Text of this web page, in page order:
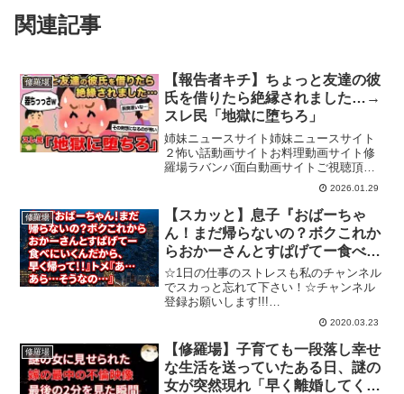
関連記事
修羅場
【報告者キチ】ちょっと友達の彼
氏を借りたら絶縁されました…→
スレ民「地獄に堕ちろ」
姉妹ニュースサイト姉妹ニュースサイト
２怖い話動画サイトお料理動画サイト修
羅場ラバンバ面白動画サイトご視聴頂き
ありがとうございます。■サブチャンネル
■■当チャンネルについて■台本と編集は
全てオリジナルとなり繰り返しのコンテ
ンツではありません。...
2026.01.29
修羅場
【スカッと】息子『おばーちゃ
ん！まだ帰らないの？ボクこれか
らおかーさんとすぱげてー食べに
いくんだから、早く帰って！！』
トメ『あ…あら…そうなの…』
【修羅場】
☆1日の仕事のストレスも私のチャンネル
でスカっと忘れて下さい！☆チャンネル
登録お願いします!!!
⇒☆☆☆☆☆☆☆☆☆☆☆☆☆☆☆☆☆
☆☆☆☆☆☆☆☆☆☆☆☆☆今日の漫画
の家のマンガ動画！⇒【スカッと】息子
『おばーちゃん！まだ帰らないの？ボ
ク...
2020.03.23
修羅場
【修羅場】子育ても一段落し幸せ
な生活を送っていたある日、謎の
女が突然現れ「早く離婚してくだ